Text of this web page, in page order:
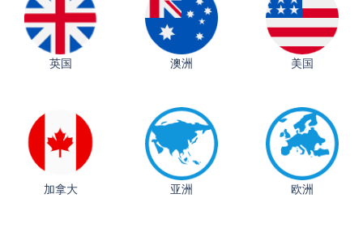
英国 澳洲 美国
加拿大 亚洲 欧洲